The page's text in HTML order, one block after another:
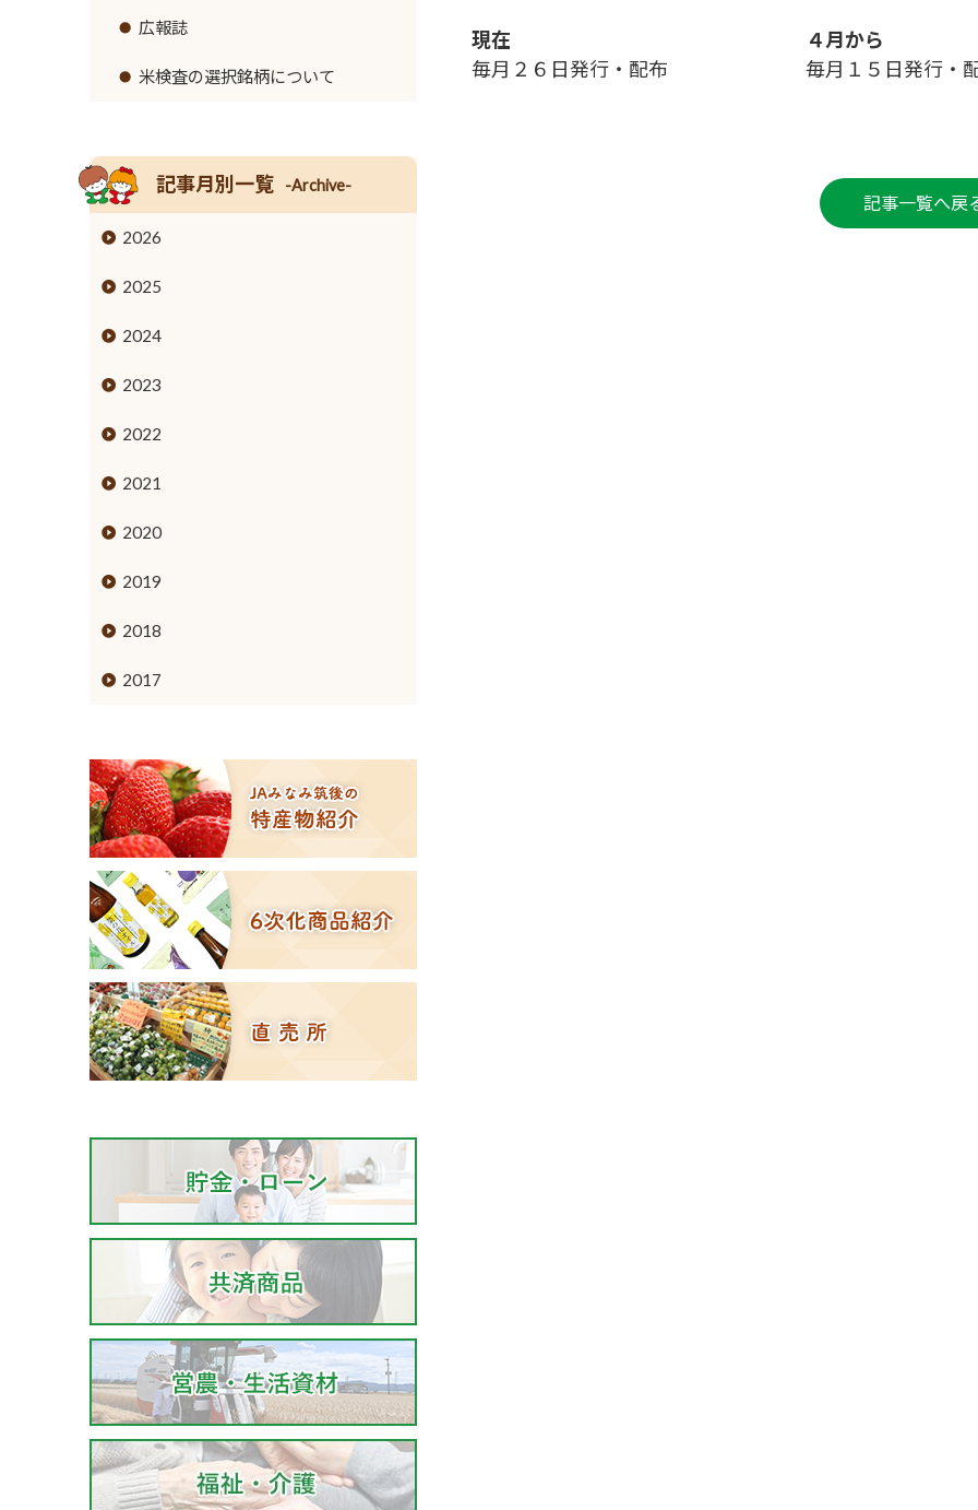
現在
４月から
毎月２６日発行・配布
毎月１５日発行・
記事一覧へ戻
リンク集
セロリ
イチゴ
グリーンアスパラガス
高齢者福祉サービス
営業時間とご利用料金
農機具レンタル事業のご案内
広報誌
米検査の選択銘柄について
記事月別一覧 -Archive-
2026
2025
2024
2023
2022
2021
2020
2019
2018
2017